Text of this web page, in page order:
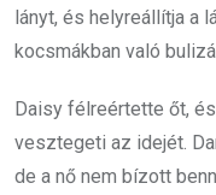
lányt, és helyreállítja a
kocsmákban való
Daisy félreértette őt,
vesztegeti az idejét.
de a nő nem bízott